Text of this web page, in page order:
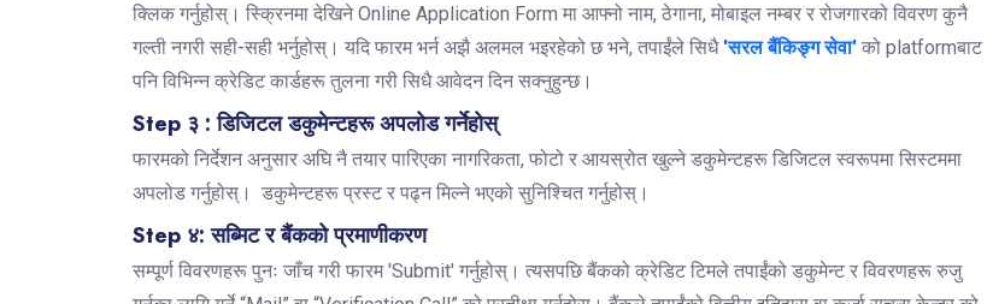
क्लिक गर्नुहोस्। स्क्रिनमा देखिने Online Application Form मा आफ्नो नाम, ठेगाना, मोबाइल नम्बर र रोजगारको विवरण कुनै
गल्ती नगरी सही-सही भर्नुहोस्। यदि फारम भर्न अझै अलमल भइरहेको छ भने, तपाईंले सिधै 'सरल बैंकिङ्ग सेवा' को platformबाट
पनि विभिन्न क्रेडिट कार्डहरू तुलना गरी सिधै आवेदन दिन सक्नुहुन्छ।
Step ३ : डिजिटल डकुमेन्टहरू अपलोड गर्नेहोस्
फारमको निर्देशन अनुसार अघि नै तयार पारिएका नागरिकता, फोटो र आयस्रोत खुल्ने डकुमेन्टहरू डिजिटल स्वरूपमा सिस्टममा
अपलोड गर्नुहोस्। डकुमेन्टहरू प्रस्ट र पढ्न मिल्ने भएको सुनिश्चित गर्नुहोस्।
Step ४: सब्मिट र बैंकको प्रमाणीकरण
सम्पूर्ण विवरणहरू पुनः जाँच गरी फारम 'Submit' गर्नुहोस्। त्यसपछि बैंकको क्रेडिट टिमले तपाईंको डकुमेन्ट र विवरणहरू रुजु